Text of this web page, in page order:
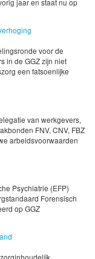
voor de
in de GGZ zijn niet
een fatsoenlijke
van werkgevers,
FNV, CNV, FBZ
arbeidsvoorwaarden
Psychiatrie (EFP)
Forensisch
op GGZ